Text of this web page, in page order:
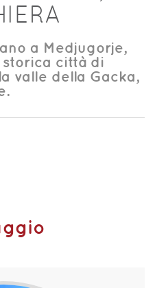
a Medjugorje,
storica città di
valle della Gacka,